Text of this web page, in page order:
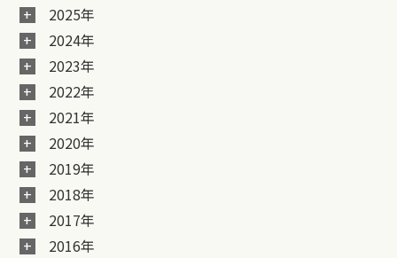
2025年
2024年
2023年
2022年
2021年
2020年
2019年
2018年
2017年
2016年